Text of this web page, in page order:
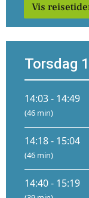
Vis
Torsdag
14:03 - 14:49
(46 min)
14:18 - 15:04
(46 min)
14:40 - 15:19